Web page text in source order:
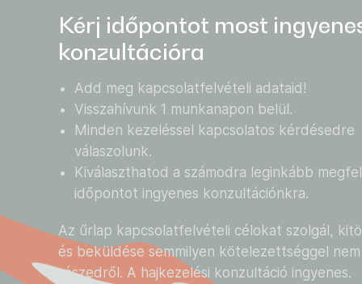
Kérj időpontot most
konzultációra
Add meg kapcsolatfelvételi adataid!
Visszahívunk 1 munkanapon belül.
Minden kezeléssel kapcsolatos kérdésedre
válaszolunk.
Kiválaszthatod a számodra leginkább
időpontot ingyenes konzultációnkra.
Az űrlap kapcsolatfelvételi célokat szolgál,
és beküldése semmilyen kötelezettséggel nem
részedről. A hajkezelési konzultáció ingyenes.